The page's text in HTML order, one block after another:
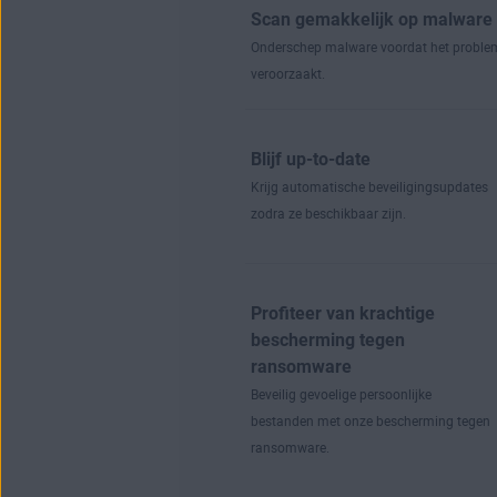
Scan gemakkelijk op malware
Onderschep malware voordat het
veroorzaakt.
Blijf up-to-date
Krijg automatische beveiligingsupdates
zodra ze beschikbaar zijn.
Profiteer van krachtige
bescherming tegen
ransomware
Beveilig gevoelige persoonlijke
bestanden met onze bescherming tegen
ransomware.